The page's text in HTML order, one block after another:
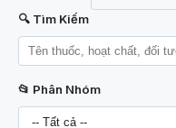
🔍 Tìm Kiếm
📂 Phân Nhóm